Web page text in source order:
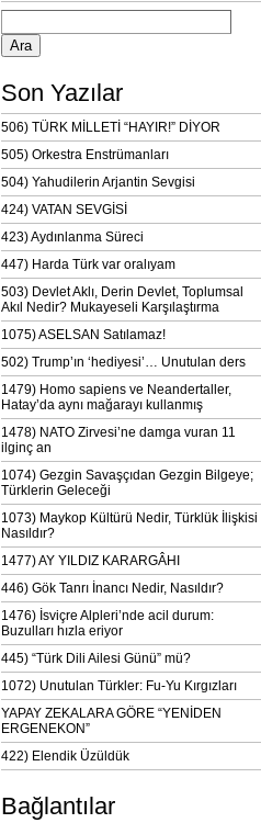
Arama:
Son Yazılar
506) TÜRK MİLLETİ “HAYIR!” DİYOR
505) Orkestra Enstrümanları
504) Yahudilerin Arjantin Sevgisi
424) VATAN SEVGİSİ
423) Aydınlanma Süreci
447) Harda Türk var oralıyam
503) Devlet Aklı, Derin Devlet, Toplumsal
Akıl Nedir? Mukayeseli Karşılaştırma
1075) ASELSAN Satılamaz!
502) Trump’ın ‘hediyesi’… Unutulan ders
1479) Homo sapiens ve Neandertaller,
Hatay’da aynı mağarayı kullanmış
1478) NATO Zirvesi’ne damga vuran 11
ilginç an
1074) Gezgin Savaşçıdan Gezgin Bilgeye;
Türklerin Geleceği
1073) Maykop Kültürü Nedir, Türklük İlişkisi
Nasıldır?
1477) AY YILDIZ KARARGÂHI
446) Gök Tanrı İnancı Nedir, Nasıldır?
1476) İsviçre Alpleri’nde acil durum:
Buzulları hızla eriyor
445) “Türk Dili Ailesi Günü” mü?
1072) Unutulan Türkler: Fu-Yu Kırgızları
YAPAY ZEKALARA GÖRE “YENİDEN
ERGENEKON”
422) Elendik Üzüldük
Bağlantılar